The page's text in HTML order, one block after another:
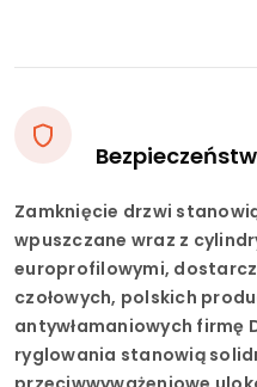
Zamknięcie drzwi
wpuszczane wraz z
europrofilowymi,
czołowych, polskich
antywłamaniowych firmę
ryglowania stanowią